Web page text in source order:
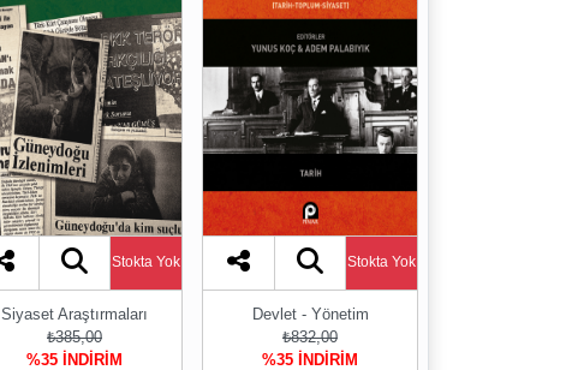
Stokta Yok
Siyaset Araştırmaları
₺385,00
%35 İNDİRİM
Stokta Yok
Devlet - Yönetim
₺832,00
%35 İNDİRİM